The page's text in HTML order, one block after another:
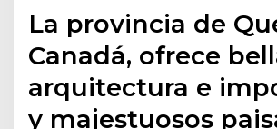
La provincia de
Canadá, ofrece
arquitectura e
y majestuosos